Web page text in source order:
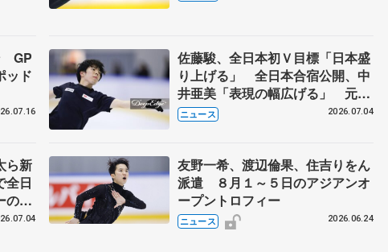
GP
ド
佐藤駿、全日本初Ｖ目標「日本盛
り上げる」 全日本合宿公開、中
井亜美「表現の幅広げる」 元世
界王者のフェルナンデスさんが講
師
ニュース 2026.07.04
ら新
全日
の島
友野一希、渡辺倫果、住吉りをん
派遣 ８月１～５日のアジアンオ
ープントロフィー
ニュース 2026.06.24